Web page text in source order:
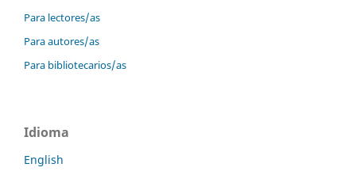
Para lectores/as
Para autores/as
Para bibliotecarios/as
Idioma
English